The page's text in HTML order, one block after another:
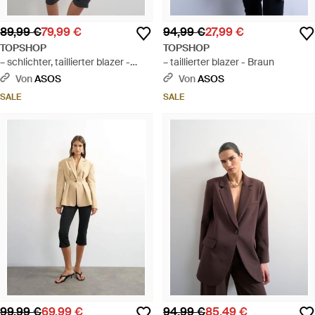
89,99 €79,99 €
TOPSHOP
– schlichter, taillierter blazer -
GrauVonASOS
SALE
94,99 €27,99 €
TOPSHOP
– taillierter blazer - Braun
VonASOS
SALE
99,99 €69,99 € 94,99 €85,49 €